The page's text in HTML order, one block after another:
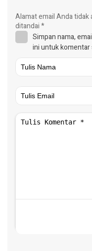
Alamat email Anda tidak
ditandai*
Simpan nama,
ini untuk komentar